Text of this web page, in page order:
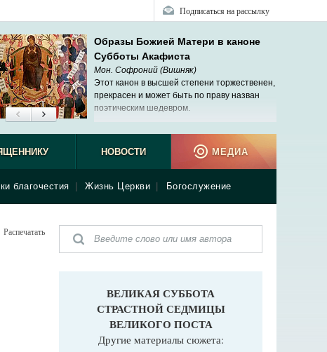
Подписаться на рассылку
Образы Божией Матери в каноне
Субботы Акафиста
Мон. Софроний (Вишняк)
Этот канон в высшей степени торжественен,
прекрасен и может быть по праву назван
поэтическим шедевром.
благочестия Жизнь Церкви Богослужение
НОВОСТИ МЕДИА
Распечатать
ВЕЛИКАЯ СУББОТА
СТРАСТНОЙ СЕДМИЦЫ
ВЕЛИКОГО ПОСТА
Другие материалы сюжета: